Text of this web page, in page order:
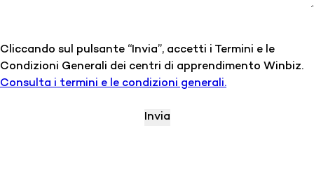
Cliccando sul pulsante “Invia”, accetti i Termini e le
Condizioni Generali dei centri di apprendimento Winbiz.
Consulta i termini e le condizioni generali.